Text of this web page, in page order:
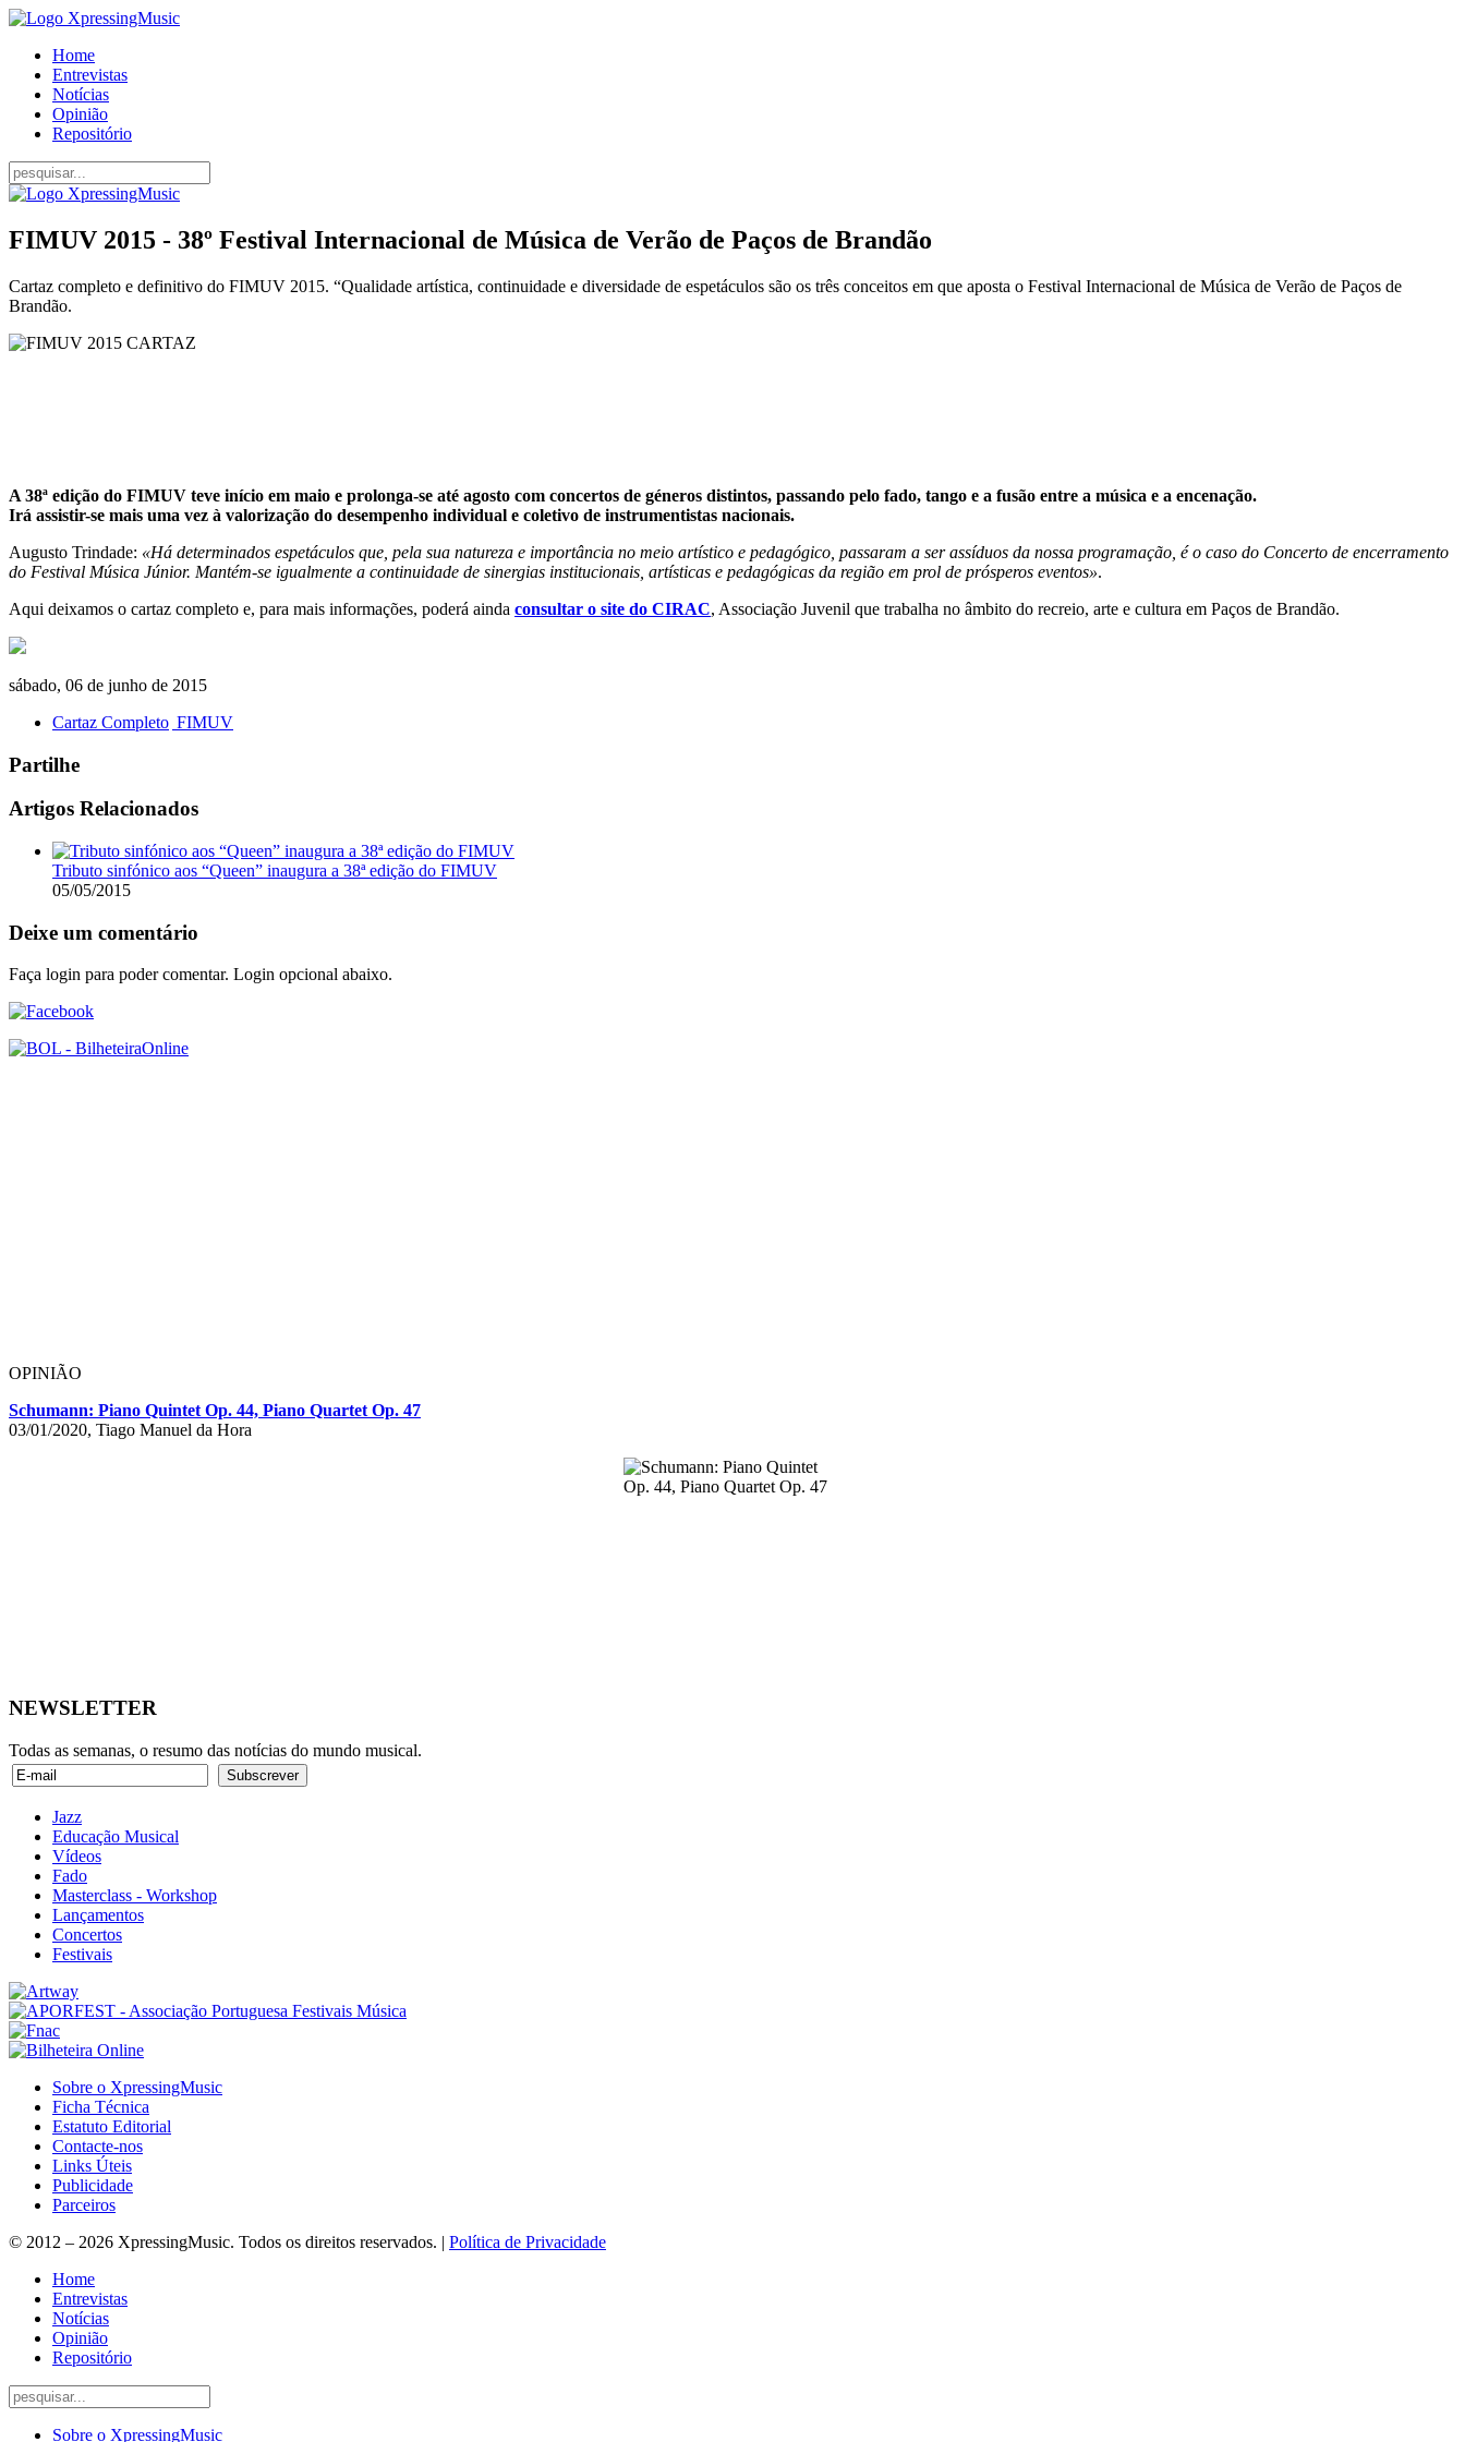
Home
Entrevistas
Notícias
Opinião
Repositório
FIMUV 2015 - 38º Festival Internacional de Música de Verão de Paços de Brandão
Cartaz completo e definitivo do FIMUV 2015. “Qualidade artística, continuidade e diversidade de espetáculos são os três conceitos em que aposta o Festival Internacional de Música de Verão de Paços de
Brandão.
A 38ª edição do FIMUV teve início em maio e prolonga-se até agosto com concertos de géneros distintos, passando pelo fado, tango e a fusão entre a música e a encenação.
Irá assistir-se mais uma vez à valorização do desempenho individual e coletivo de instrumentistas nacionais.
Augusto Trindade: «Há determinados espetáculos que, pela sua natureza e importância no meio artístico e pedagógico, passaram a ser assíduos da nossa programação, é o caso do Concerto de encerramento
do Festival Música Júnior. Mantém-se igualmente a continuidade de sinergias institucionais, artísticas e pedagógicas da região em prol de prósperos eventos».
Aqui deixamos o cartaz completo e, para mais informações, poderá ainda consultar o site do CIRAC, Associação Juvenil que trabalha no âmbito do recreio, arte e cultura em Paços de Brandão.
sábado, 06 de junho de 2015
Cartaz Completo FIMUV
Partilhe
Artigos Relacionados
Tributo sinfónico aos “Queen” inaugura a 38ª edição do FIMUV
05/05/2015
Deixe um comentário
Faça login para poder comentar. Login opcional abaixo.
OPINIÃO
Schumann: Piano Quintet Op. 44, Piano Quartet Op. 47
03/01/2020, Tiago Manuel da Hora
NEWSLETTER
Todas as semanas, o resumo das notícias do mundo musical.
Jazz
Educação Musical
Vídeos
Fado
Masterclass - Workshop
Lançamentos
Concertos
Festivais
Sobre o XpressingMusic
Ficha Técnica
Estatuto Editorial
Contacte-nos
Links Úteis
Publicidade
Parceiros
© 2012 – 2026 XpressingMusic. Todos os direitos reservados. | Política de Privacidade
Home
Entrevistas
Notícias
Opinião
Repositório
Sobre o XpressingMusic